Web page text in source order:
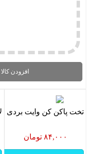
افزودن کالا
تخت پاکن کن وایت بردی
۸۴,۰۰۰ تومان